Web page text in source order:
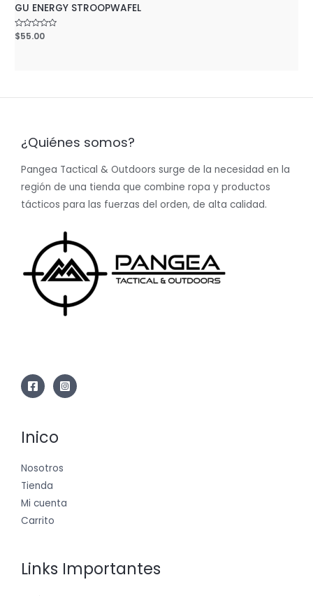
GU ENERGY STROOPWAFEL
Rated
0
$55.00
¿Quiénes somos?
Pangea Tactical & Outdoors surge de la necesidad en la
región de una tienda que combine ropa y productos
tácticos para las fuerzas del orden, de alta calidad.
Inico
Nosotros
Tienda
Mi cuenta
Carrito
Links Importantes